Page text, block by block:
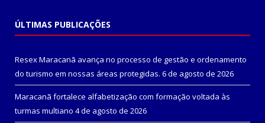
ÚLTIMAS PUBLICAÇÕES
Resex Maracanã avança no processo de gestão e ordenamento
do turismo em nossas áreas protegidas. 6 de agosto de 2026
Maracanã fortalece alfabetização com formação voltada às
turmas multiano 4 de agosto de 2026